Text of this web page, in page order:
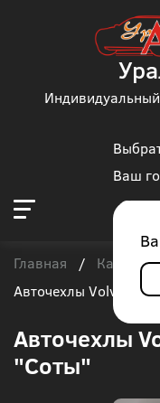
Ваш
Главная / Каталог
Авточехлы Volvo
Авточехлы
"Соты"